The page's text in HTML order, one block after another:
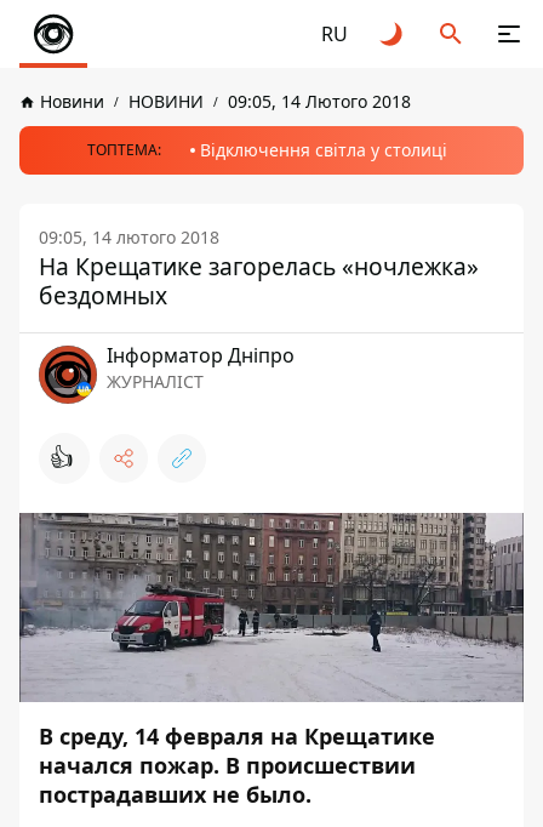
RU
Новини НОВИНИ 09:05, 14 Лютого 2018
ТОПТЕМА: Відключення світла у столиці
09:05, 14 лютого 2018
На Крещатике загорелась «ночлежка»
бездомных
Інформатор Дніпро
ЖУРНАЛІСТ
👍
В среду, 14 февраля на Крещатике
начался пожар. В происшествии
пострадавших не было.